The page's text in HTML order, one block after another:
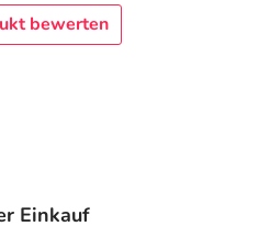
bewerten
Einkauf